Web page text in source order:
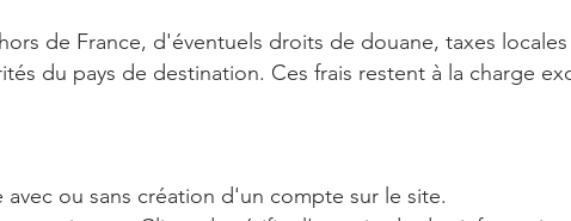
de France, d'éventuels droits de douane, taxes
du pays de destination. Ces frais restent à la charge
ou sans création d'un compte sur le site.